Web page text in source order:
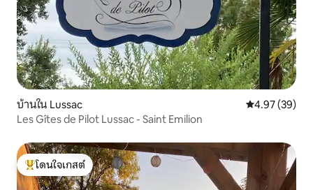
บ้านใน Lussac คะแนนเฉลี่ย
4.97 (39)
Les Gîtes de Pilot Lussac - Saint Emilion
โดนใจเกสต์ที่สุด
โดนใจเกสต์